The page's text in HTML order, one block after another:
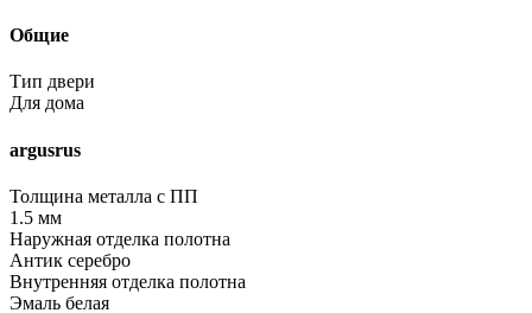
Общие
Тип двери
Для дома
argusrus
Толщина металла с ПП
1.5 мм
Наружная отделка полотна
Антик серебро
Внутренняя отделка полотна
Эмаль белая